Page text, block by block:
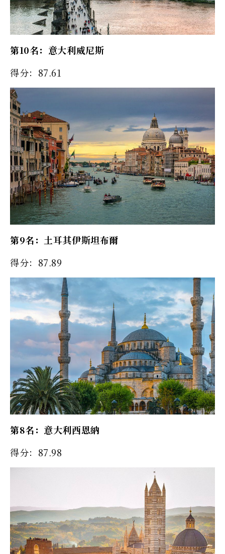
第10名：意大利威尼斯
得分：87.61
第9名：土耳其伊斯坦布爾
得分：87.89
第8名：意大利西恩納
得分：87.98